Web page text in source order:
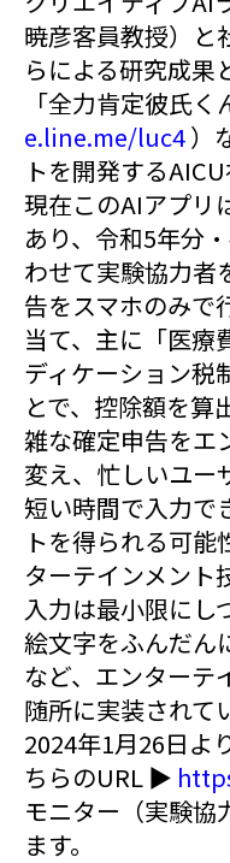
暁彦客員教授）と
らによる研究成果
「全力肯定彼氏
e.line.me/luc4）
トを開発する
現在このAIアプリ
あり、令和5年分
わせて実験協力者
告をスマホのみで
当て、主に「医療
ディケーション税
とで、控除額を算
雑な確定申告をエ
変え、忙しいユー
短い時間で入力で
トを得られる可能
ターテインメント
入力は最小限にし
絵文字をふんだん
など、エンターテ
随所に実装されて
2024年1月26日よ
ちらのURL ▶
モニター（実験協
ます。